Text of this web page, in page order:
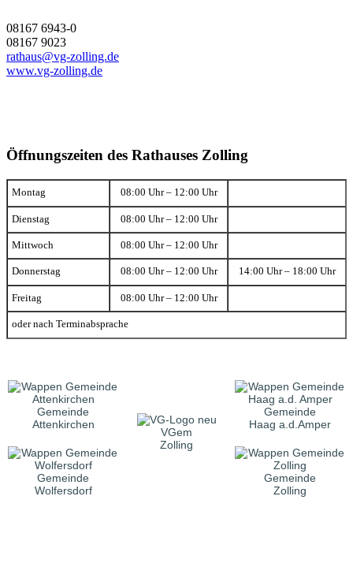
08167 6943-0
08167 9023
rathaus@vg-zolling.de
www.vg-zolling.de
Öffnungszeiten des Rathauses Zolling
Montag 08:00 Uhr – 12:00 Uhr
Dienstag 08:00 Uhr – 12:00 Uhr
Mittwoch 08:00 Uhr – 12:00 Uhr
Donnerstag 08:00 Uhr – 12:00 Uhr 14:00 Uhr – 18:00 Uhr
Freitag 08:00 Uhr – 12:00 Uhr
oder nach Terminabsprache
Gemeinde
Attenkirchen
VGem
Zolling
Gemeinde
Haag a.d.Amper
Gemeinde
Wolfersdorf
Gemeinde
Zolling